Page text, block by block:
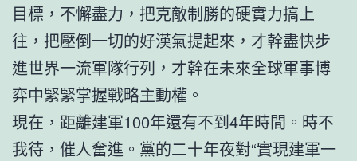
目標，不懈盡力，把克敵制勝的硬實力搞上
往，把壓倒一切的好漢氣提起來，才幹盡快步
進世界一流軍隊行列，才幹在未來全球軍事博
弈中緊緊掌握戰略主動權。
現在，距離建軍100年還有不到4年時間。時不
我待，催人奮進。黨的二十年夜對“實現建軍一